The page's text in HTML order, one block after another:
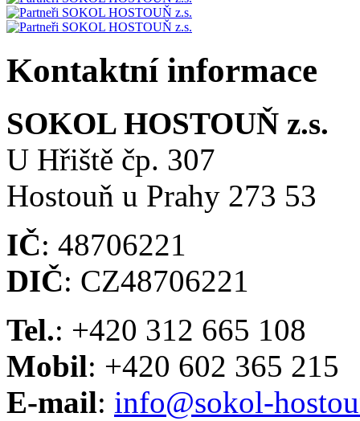
Kontaktní informace
SOKOL HOSTOUŇ z.s.
U Hřiště čp. 307
Hostouň u Prahy 273 53
IČ: 48706221
DIČ: CZ48706221
Tel.: +420 312 665 108
Mobil: +420 602 365 215
E-mail: info@sokol-